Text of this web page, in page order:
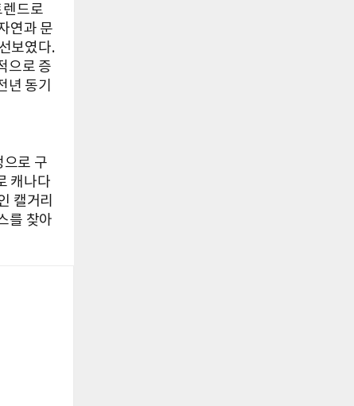
렌드로
연과 문
보였다.
으로 증
동기
으로 구
캐나다
캘거리
를 찾아